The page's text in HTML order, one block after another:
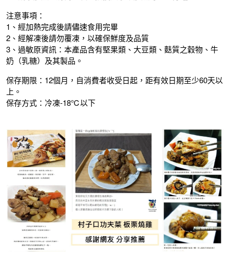
注意事項：
1、經加熱完成後請儘速食用完畢
2、經解凍後請勿覆凍，以確保鮮度及品質
3、過敏原資訊：本產品含有堅果類、大豆類、麩質之穀物、牛
奶（乳糖）及其製品。
保存期限：12個月，自消費者收受日起，距有效日期至少60天以
上。
保存方式：冷凍-18℃以下